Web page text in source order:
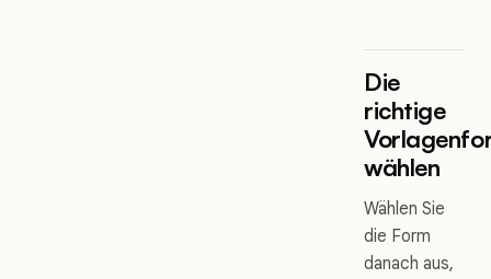
Die
richtige
wählen
Wählen Sie
die Form
danach aus,